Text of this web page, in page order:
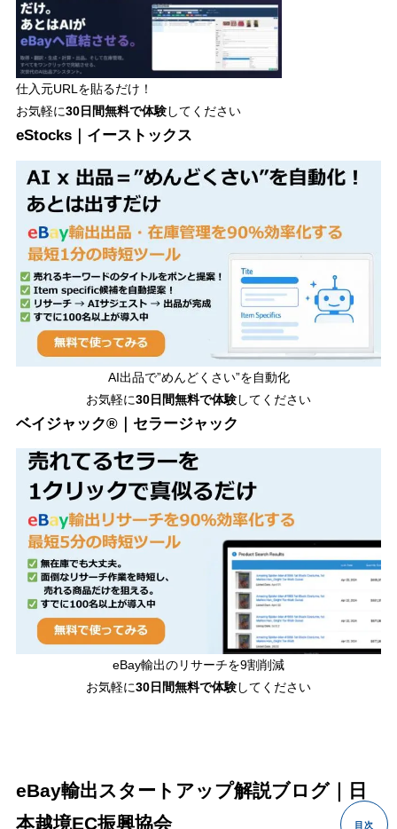
仕入元URLを貼るだけ！
お気軽に30日間無料で体験してください
eStocks｜イーストックス
AI出品で”めんどくさい”を自動化
お気軽に30日間無料で体験してください
ベイジャック®｜セラージャック
eBay輸出のリサーチを9割削減
お気軽に30日間無料で体験してください
eBay輸出スタートアップ解説ブログ｜日
本越境EC振興協会